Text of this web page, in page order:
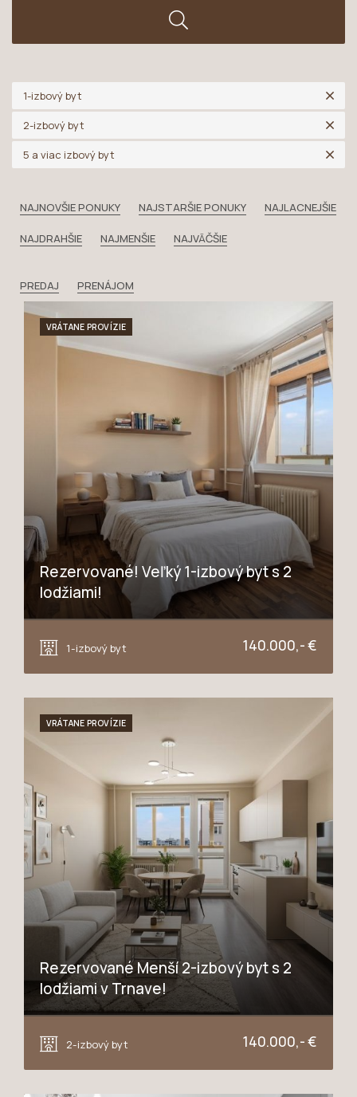
1-izbový byt
2-izbový byt
5 a viac izbový byt
NAJNOVŠIE PONUKY NAJSTARŠIE PONUKY NAJLACNEJŠIE
NAJDRAHŠIE NAJMENŠIE NAJVÄČŠIE
PREDAJ PRENÁJOM
VRÁTANE PROVÍZIE
Rezervované! Veľký 1-izbový byt s 2
lodžiami!
1-izbový byt
140.000,- €
VRÁTANE PROVÍZIE
Rezervované Menší 2-izbový byt s 2
lodžiami v Trnave!
2-izbový byt
140.000,- €